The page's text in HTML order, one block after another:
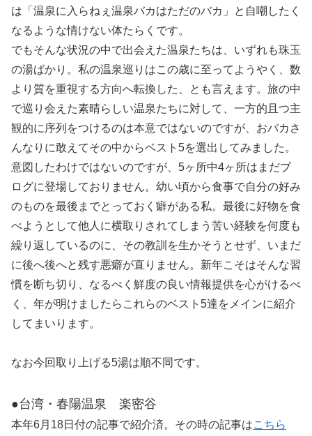
は「温泉に入らねぇ温泉バカはただのバカ」と自嘲したく
なるような情けない体たらくです。
でもそんな状況の中で出会えた温泉たちは、いずれも珠玉
の湯ばかり。私の温泉巡りはこの歳に至ってようやく、数
より質を重視する方向へ転換した、とも言えます。旅の中
で巡り会えた素晴らしい温泉たちに対して、一方的且つ主
観的に序列をつけるのは本意ではないのですが、おバカさ
んなりに敢えてその中からベスト5を選出してみました。
意図したわけではないのですが、5ヶ所中4ヶ所はまだブ
ログに登場しておりません。幼い頃から食事で自分の好み
のものを最後までとっておく癖がある私。最後に好物を食
べようとして他人に横取りされてしまう苦い経験を何度も
繰り返しているのに、その教訓を生かそうとせず、いまだ
に後へ後へと残す悪癖が直りません。新年こそはそんな習
慣を断ち切り、なるべく鮮度の良い情報提供を心がけるべ
く、年が明けましたらこれらのベスト5達をメインに紹介
してまいります。
なお今回取り上げる5湯は順不同です。
●台湾・春陽温泉 楽密谷
本年6月18日付の記事で紹介済。その時の記事はこちら